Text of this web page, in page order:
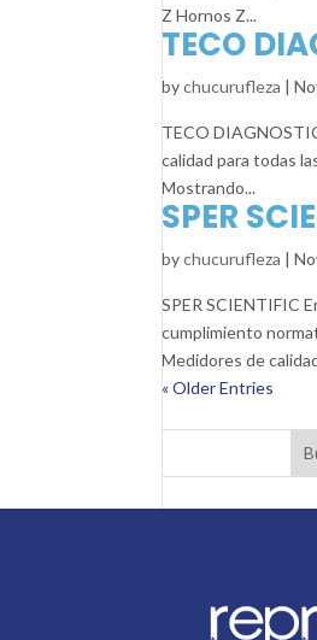
Z Hornos Z...
TECO
bychucurufleza |
TECO
calidad para todas
Mostrando...
SPER
bychucurufleza |
SPER SCIENTIFIC
cumplimiento
Medidores de
« Older Entries